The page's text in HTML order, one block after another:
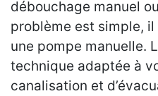
débouchage manuel
problème est simple,
une pompe manuelle.
technique adaptée à
canalisation et